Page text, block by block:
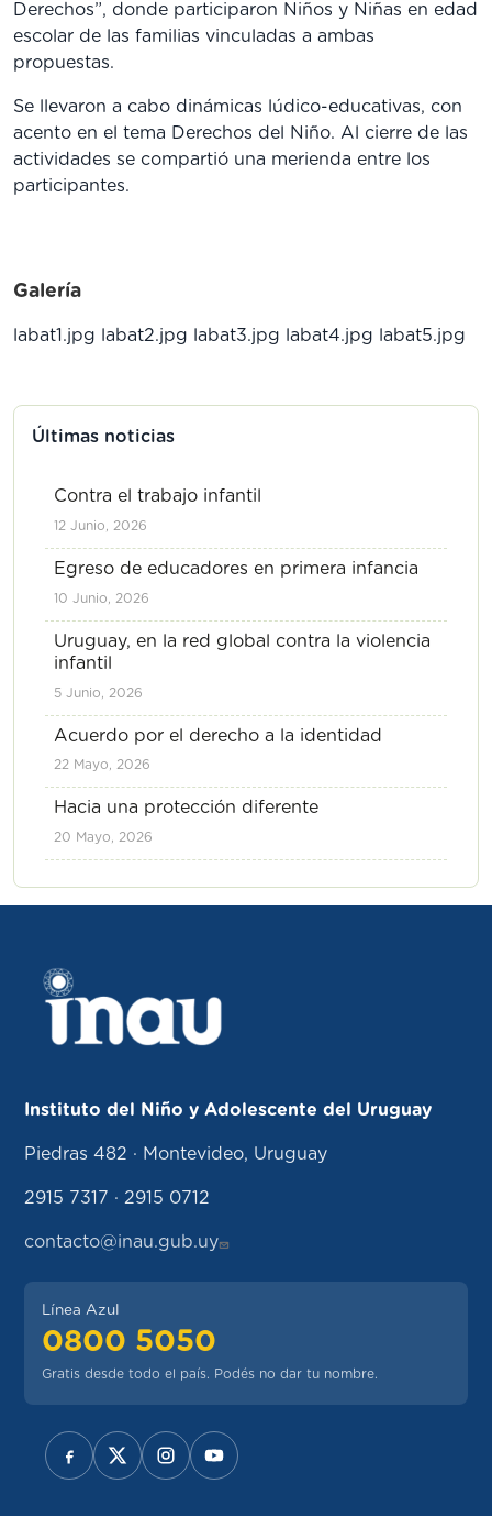
Derechos”, donde participaron Niños y Niñas en edad
escolar de las familias vinculadas a ambas
propuestas.
Se llevaron a cabo dinámicas lúdico-educativas, con
acento en el tema Derechos del Niño. Al cierre de las
actividades se compartió una merienda entre los
participantes.
Galería
labat1.jpg labat2.jpg labat3.jpg labat4.jpg labat5.jpg
Últimas noticias
Contra el trabajo infantil
12 Junio, 2026
Egreso de educadores en primera infancia
10 Junio, 2026
Uruguay, en la red global contra la violencia
infantil
5 Junio, 2026
Acuerdo por el derecho a la identidad
22 Mayo, 2026
Hacia una protección diferente
20 Mayo, 2026
Instituto del Niño y Adolescente del Uruguay
Piedras 482 · Montevideo, Uruguay
2915 7317 · 2915 0712
contacto@inau.gub.uy
Línea Azul
0800 5050
Gratis desde todo el país. Podés no dar tu nombre.
REDES SOCIALES